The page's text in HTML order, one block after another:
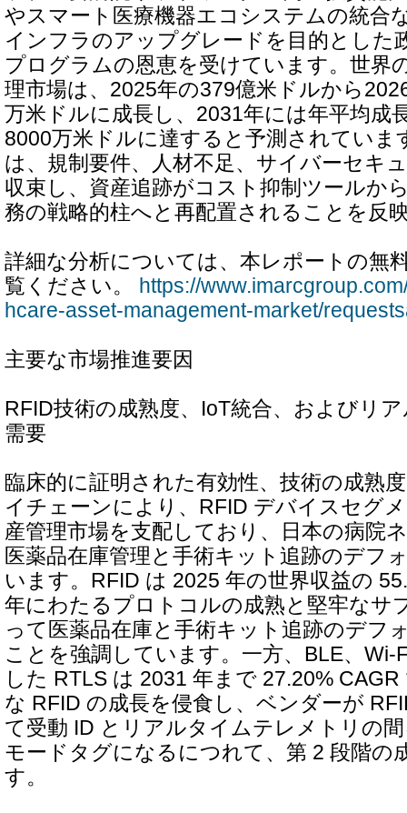
やスマート医療機器エコシステムの統合
インフラのアップグレードを目的とした
プログラムの恩恵を受けています。世界
理市場は、2025年の379億米ドルから
万米ドルに成長し、2031年には年平均成
8000万米ドルに達すると予測されていま
は、規制要件、人材不足、サイバーセキ
収束し、資産追跡がコスト抑制ツールか
務の戦略的柱へと再配置されることを反
詳細な分析については、本レポートの無
覧ください。
https://
hcare-asset-management-market/
主要な市場推進要因
RFID技術の成熟度、IoT統合、およびリ
需要
臨床的に証明された有効性、技術の成熟
イチェーンにより、RFID デバイスセグ
産管理市場を支配しており、日本の病院
医薬品在庫管理と手術キット追跡のデフ
います。RFID は 2025 年の世界収益の
年にわたるプロトコルの成熟と堅牢なサ
って医薬品在庫と手術キット追跡のデフ
ことを強調しています。一方、BLE、Wi-
した RTLS は 2031 年まで 27.20%
な RFID の成長を侵食し、ベンダーが
て受動 ID とリアルタイムテレメトリの
モードタグになるにつれて、第 2 段階の
す。